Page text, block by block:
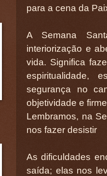
para a cena da
A Semana
interiorização e
vida. Significa
espiritualidade,
segurança no
objetividade e
Lembramos, na
nos fazer desistir
As dificuldades
saída; elas nos